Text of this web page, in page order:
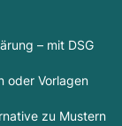
– mit DSG
oder Vorlagen
zu Mustern